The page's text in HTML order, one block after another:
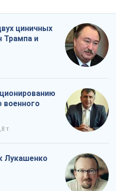
циничных
Трампа и
военного
т.
Лукашенко